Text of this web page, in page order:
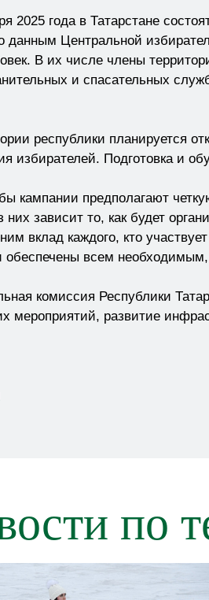
2025 года в Татарстане
данным Центральной
В их числе члены
и спасательных
республики планируется
избирателей. Подготовка и
кампании предполагают
них зависит то, как будет
вклад каждого, кто
обеспечены всем
комиссия Республики
мероприятий, развитие
по